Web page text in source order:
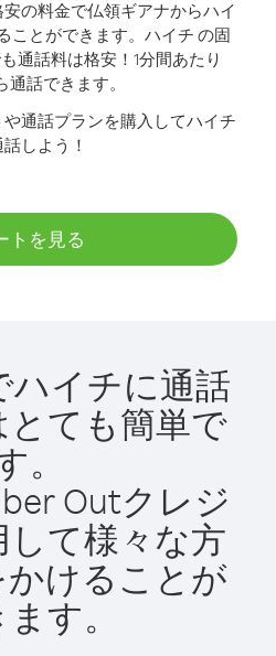
の料金で仏領ギアナからハイ
とができます。 ハイチ の固
通話料は格安！1分間あたり
通話できます。
通話プランを購入してハイチ
しよう！
トを見る
ハイチに通話
ても簡単で
。
Outクレジ
して様々な方
けることが
す。